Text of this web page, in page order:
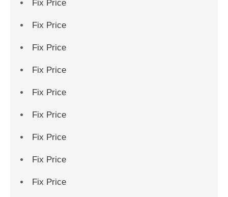
Fix Price
Fix Price
Fix Price
Fix Price
Fix Price
Fix Price
Fix Price
Fix Price
Fix Price